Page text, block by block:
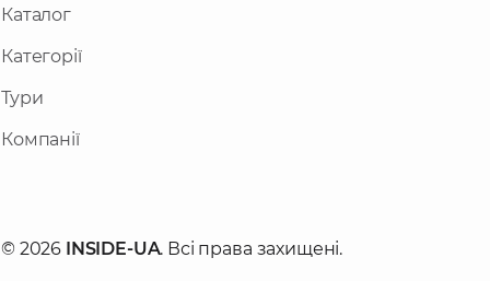
Каталог
Категорії
Тури
Компанії
© 2026 INSIDE-UA. Всі права захищені.